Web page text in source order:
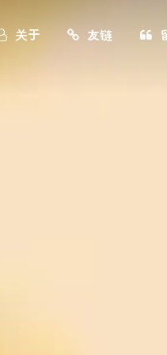
关于 友链